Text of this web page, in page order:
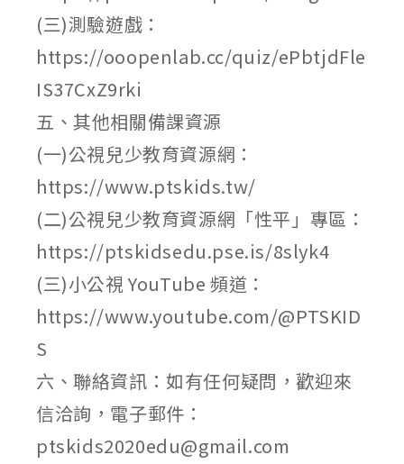
(三)測驗遊戲：
https://ooopenlab.cc/quiz/ePbtjdFle
IS37CxZ9rki
五、其他相關備課資源
(一)公視兒少教育資源網：
https://www.ptskids.tw/
(二)公視兒少教育資源網「性平」專區：
https://ptskidsedu.pse.is/8slyk4
(三)小公視 YouTube 頻道：
https://www.youtube.com/@PTSKID
S
六、聯絡資訊：如有任何疑問，歡迎來
信洽詢，電子郵件：
ptskids2020edu@gmail.com